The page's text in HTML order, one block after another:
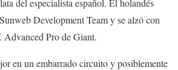
del especialista español. El holandés
Development Team y se alzó con
Pro de Giant.
en un embarrado circuito y posiblemente